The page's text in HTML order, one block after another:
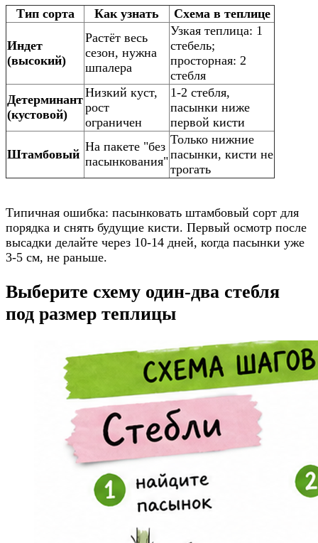
Тип сорта Как узнать Схема в теплице
Индет
(высокий)
Растёт весь
сезон, нужна
шпалера
Узкая теплица: 1
стебель;
просторная: 2
стебля
Детерминант
(кустовой)
Низкий куст,
рост
ограничен
1-2 стебля,
пасынки ниже
первой кисти
Штамбовый
На пакете "без
пасынкования"
Только нижние
пасынки, кисти не
трогать
Типичная ошибка: пасынковать штамбовый сорт для
порядка и снять будущие кисти. Первый осмотр после
высадки делайте через 10-14 дней, когда пасынки уже
3-5 см, не раньше.
Выберите схему один-два стебля
под размер теплицы